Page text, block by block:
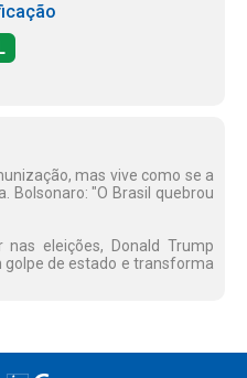
mas vive como se a
Bolsonaro: "O Brasil quebrou
eleições, Donald Trump
de estado e transforma